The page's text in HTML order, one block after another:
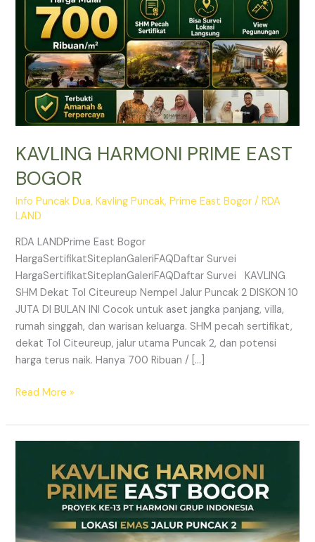
KAVLING HARMONI PRIME EAST
BOGOR
Info Puncak Dua,Kavling Puncak,Prime East Bogor /RDA
LAND
RDA LANDPrime East Bogor
HargaSertifikatSiteplanGaleriFAQDaftar Survei
HargaSertifikatSiteplanGaleriFAQDaftar Survei KAVLING
SHM Dekat Tol Citeureup Nempel Jalur Puncak 2 DISKON 10
JUTA DI BULAN INI Cocok untuk aset jangka panjang, villa,
rumah singgah, dan warisan keluarga. SHM pecah sertifikat,
dekat Tol Citeureup, jalur utama Puncak 2, dan potensi
harga terus naik. Hanya 700 Ribuan / […]
Read More »
–